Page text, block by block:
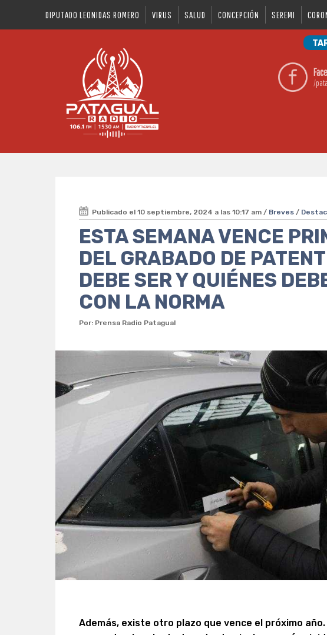
DIPUTADO LEONIDAS ROMERO VIRUS SALUD CONCEPCIÓN SEREMI
/
Publicado el 10 septiembre, 2024 a las 10:17 am / Breves /
ESTA SEMANA VENCE
DEL GRABADO DE
DEBE SER Y QUIÉNES
CON LA NORMA
Por: Prensa Radio Patagual
Además, existe otro plazo que vence el próximo